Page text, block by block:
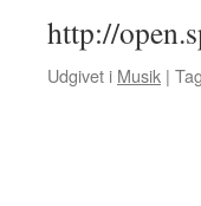
http://
Udgivet i Musik |